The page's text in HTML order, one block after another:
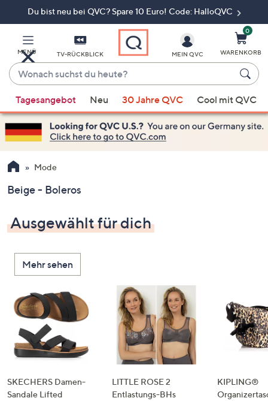
Du bist neu bei QVC? Spare 10 Euro! Code: HalloQVC
MENÜ TV-RÜCKBLICK
Wonach
suchst
du
heute?
Vorschläge
verfügbar
sind,
verwenden
Sie
Pfeiltasten
oben
und
nach
unten
oder
wischen
Sie
Touch-
Geräten
links
bzw.
MEIN QVC
0
WARENKORB
Tagesangebot Neu 30 Jahre QVC Cool mit QVC
Mode
Beige - Boleros
Ausgewählt für dich
Mehr sehen
SKECHERS Damen-
Sandale Lifted
LITTLE ROSE 2
Entlastungs-BHs
KIPLING®